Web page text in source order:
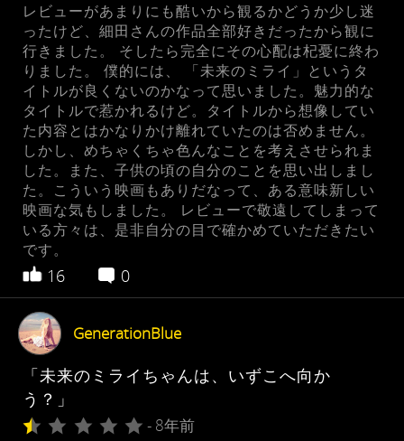
レビューがあまりにも酷いから観るかどうか少し迷
ったけど、細田さんの作品全部好きだったから観に
行きました。 そしたら完全にその心配は杞憂に終わ
りました。 僕的には、 「未来のミライ」というタ
イトルが良くないのかなって思いました。魅力的な
タイトルで惹かれるけど。タイトルから想像してい
た内容とはかなりかけ離れていたのは否めません。
しかし、めちゃくちゃ色んなことを考えさせられま
した。また、子供の頃の自分のことを思い出しまし
た。こういう映画もありだなって、ある意味新しい
映画な気もしました。 レビューで敬遠してしまって
いる方々は、是非自分の目で確かめていただきたい
です。
16 0
GenerationBlue
「未来のミライちゃんは、いずこへ向か
う？」
- 8年前